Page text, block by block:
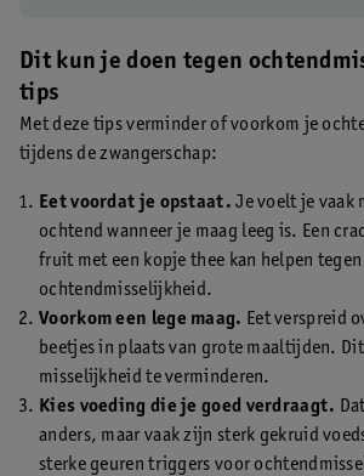
Dit kun je doen tegen
tips
Met deze tips verminder of voorkom je
tijdens de zwangerschap:
Eet voordat je opstaat. Je voelt je vaak
ochtend wanneer je maag leeg is. Een
fruit met een kopje thee kan helpen tegen
ochtendmisselijkheid.
Voorkom een lege maag. Eet verspreid
beetjes in plaats van grote maaltijden.
misselijkheid te verminderen.
Kies voeding die je goed verdraagt.
anders, maar vaak zijn sterk gekruid
sterke geuren triggers voor